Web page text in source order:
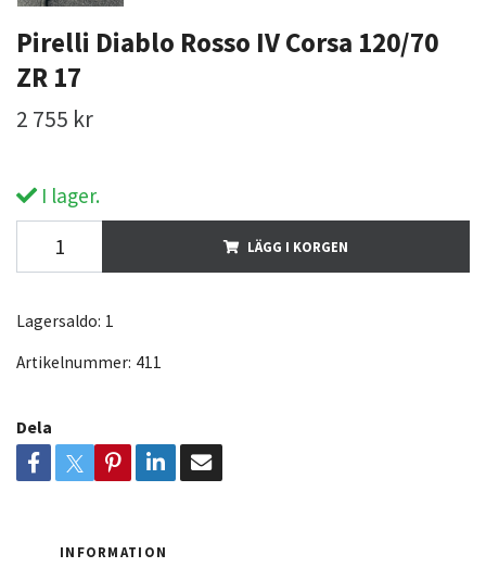
Pirelli Diablo Rosso IV Corsa 120/70
ZR 17
2 755 kr
I lager.
LÄGG I KORGEN
Lagersaldo: 1
Artikelnummer: 411
Dela
INFORMATION